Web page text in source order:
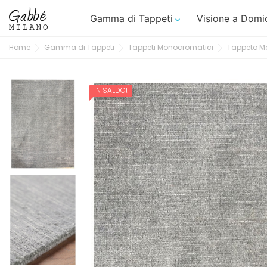
Gamma di Tappeti  Visione a
Home Gamma di Tappeti Tappeti Monocromatici Tappeto
IN SALDO!